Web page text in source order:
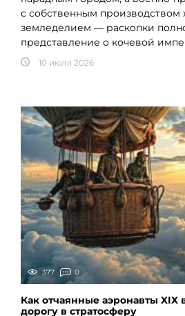
с собственным производством
земледелием — раскопки
представление о кочевой
10 июля 2026
377 0
Как отчаянные аэронавты XIX
дорогу в стратосферу